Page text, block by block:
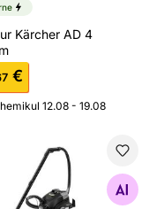
Kärcher AD 4
€
12.08 - 19.08
Barrel SetKärcher SE 5
Otsi sarnaseid